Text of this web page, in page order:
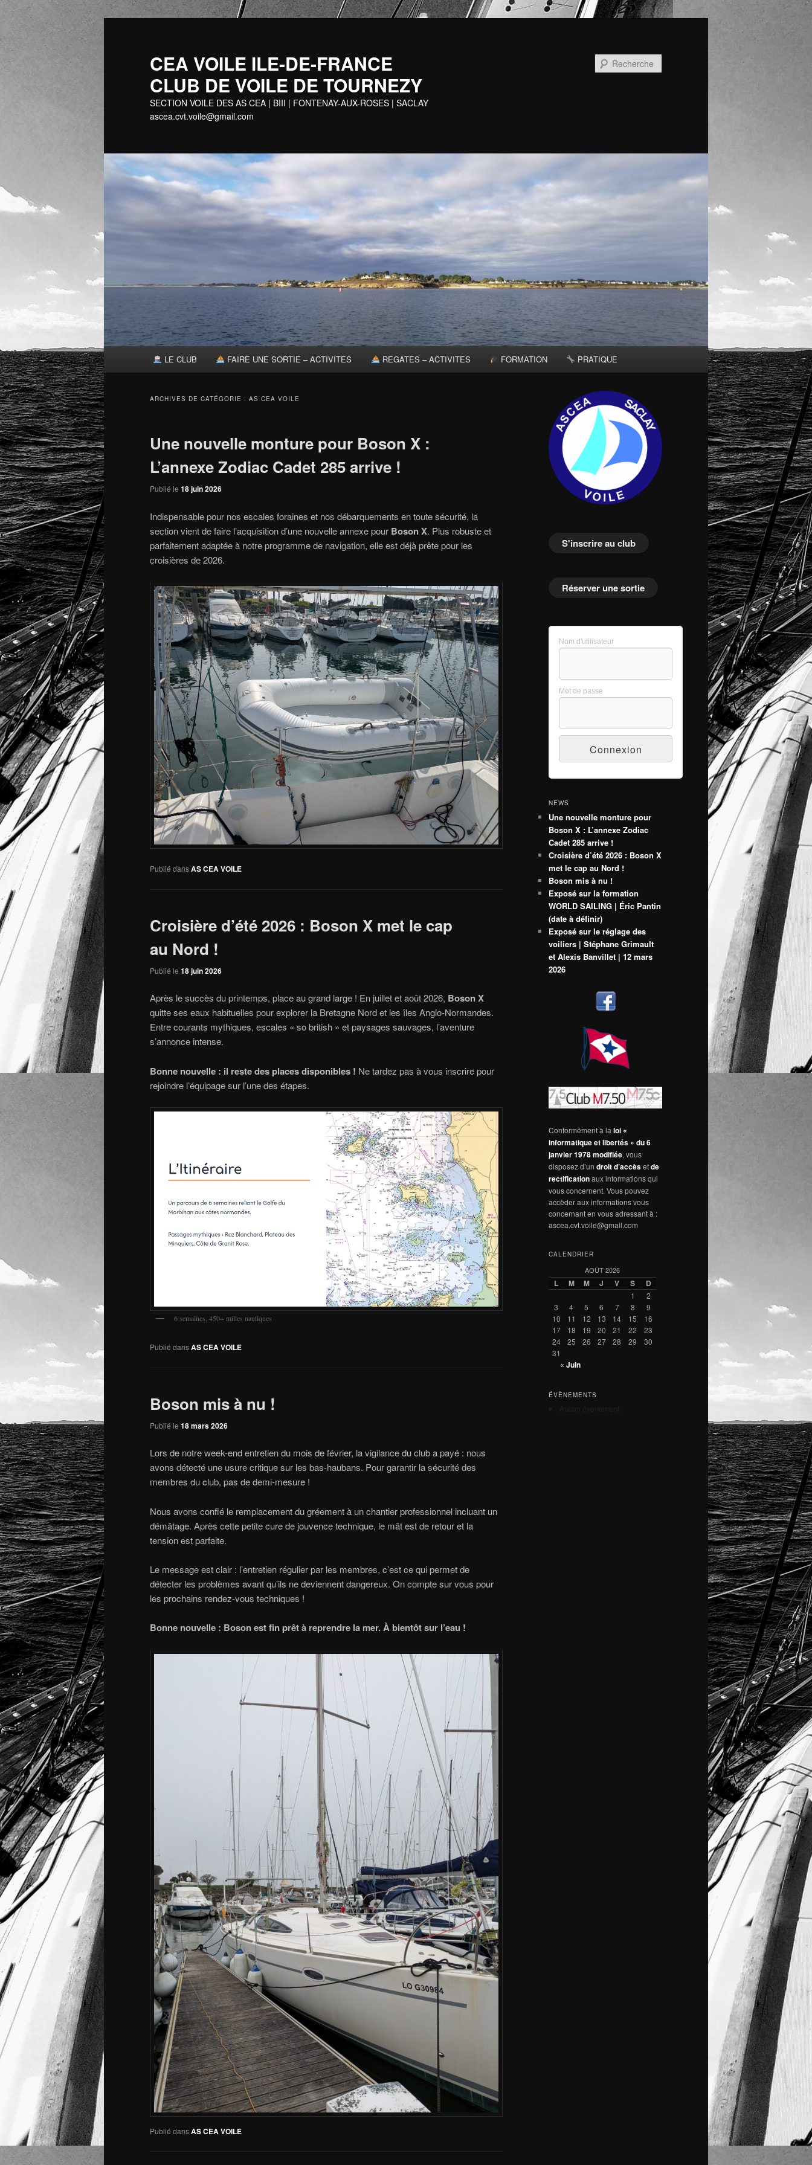
CEA VOILE ILE-DE-FRANCE
CLUB DE VOILE DE TOURNEZY
SECTION VOILE DES AS CEA | BIII | FONTENAY-AUX-ROSES | SACLAY
ascea.cvt.voile@gmail.com
LE CLUB FAIRE UNE SORTIE – ACTIVITES REGATES – ACTIVITES FORMATION PRATIQUE
ARCHIVES DE CATÉGORIE : AS CEA VOILE
Une nouvelle monture pour Boson X :
L’annexe Zodiac Cadet 285 arrive !
Publié le 18 juin 2026
Indispensable pour nos escales foraines et nos débarquements en toute sécurité, la
section vient de faire l’acquisition d’une nouvelle annexe pour Boson X. Plus robuste et
parfaitement adaptée à notre programme de navigation, elle est déjà prête pour les
croisières de 2026.
Publié dansAS CEA VOILE
Croisière d’été 2026 : Boson X met le cap
au Nord !
Publié le 18 juin 2026
Après le succès du printemps, place au grand large ! En juillet et août 2026, Boson X
quitte ses eaux habituelles pour explorer la Bretagne Nord et les îles Anglo-Normandes.
Entre courants mythiques, escales « so british » et paysages sauvages, l’aventure
s’annonce intense.
Bonne nouvelle : il reste des places disponibles ! Ne tardez pas à vous inscrire pour
rejoindre l’équipage sur l’une des étapes.
6 semaines, 450+ milles nautiques
Publié dansAS CEA VOILE
Boson mis à nu !
Publié le 18 mars 2026
Lors de notre week-end entretien du mois de février, la vigilance du club a payé : nous
avons détecté une usure critique sur les bas-haubans. Pour garantir la sécurité des
membres du club, pas de demi-mesure !
Nous avons confié le remplacement du gréement à un chantier professionnel incluant un
démâtage. Après cette petite cure de jouvence technique, le mât est de retour et la
tension est parfaite.
Le message est clair : l’entretien régulier par les membres, c’est ce qui permet de
détecter les problèmes avant qu’ils ne deviennent dangereux. On compte sur vous pour
les prochains rendez-vous techniques !
Bonne nouvelle : Boson est fin prêt à reprendre la mer. À bientôt sur l’eau !
Publié dansAS CEA VOILE
S'inscrire au club
Réserver une sortie
Nom d'utilisateur
Mot de passe
NEWS
Une nouvelle monture pour
Boson X : L’annexe Zodiac
Cadet 285 arrive !
Croisière d’été 2026 : Boson X
met le cap au Nord !
Boson mis à nu !
Exposé sur la formation
WORLD SAILING | Éric Pantin
(date à définir)
Exposé sur le réglage des
voiliers | Stéphane Grimault
et Alexis Banvillet | 12 mars
2026
Conformément à la loi «
informatique et libertés » du 6
janvier 1978 modifiée, vous
disposez d’un droit d’accèsetde
rectificationaux informations qui
vous concernent. Vous pouvez
accèder aux informations vous
concernant en vous adressant à :
ascea.cvt.voile@gmail.com
CALENDRIER
AOÛT 2026
L M M J V S D
1
2
3
4 5 6 7 8
9
10
11 12 13 14 15
16
17
18 19 20 21 22
23
24
25 26 27 28 29
30
31
« Juin
ÉVÈNEMENTS